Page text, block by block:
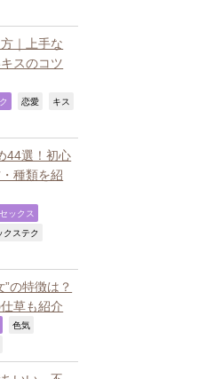
｜上手な
スのコツ
恋愛 キス
44選！初心
種類を紹
セックス
クステク
”の特徴は？
草も紹介
色気